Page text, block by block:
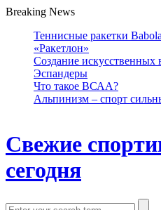
Breaking News
Теннисные ракетки
«Ракетлон»
Создание искусственных
Эспандеры
Что такое ВСАА?
Альпинизм – спорт
Свежие
сегодня